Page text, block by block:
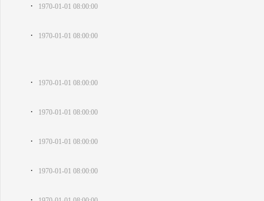
· 1970-01-01 08:00:00
· 1970-01-01 08:00:00
· 1970-01-01 08:00:00
· 1970-01-01 08:00:00
· 1970-01-01 08:00:00
· 1970-01-01 08:00:00